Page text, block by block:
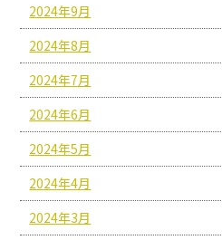
2024年9月
2024年8月
2024年7月
2024年6月
2024年5月
2024年4月
2024年3月